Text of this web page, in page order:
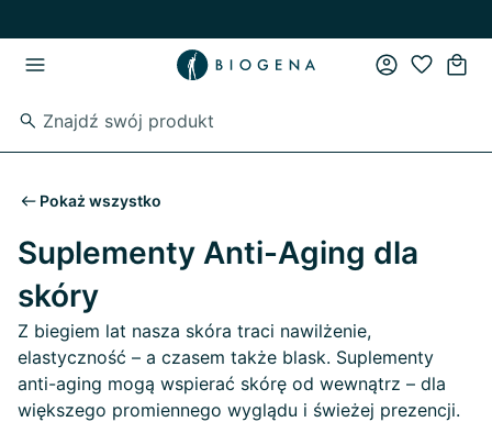
Pokaż wszystko
Suplementy Anti-Aging dla
skóry
Z biegiem lat nasza skóra traci nawilżenie,
elastyczność – a czasem także blask. Suplementy
anti-aging mogą wspierać skórę od wewnątrz – dla
większego promiennego wyglądu i świeżej prezencji.